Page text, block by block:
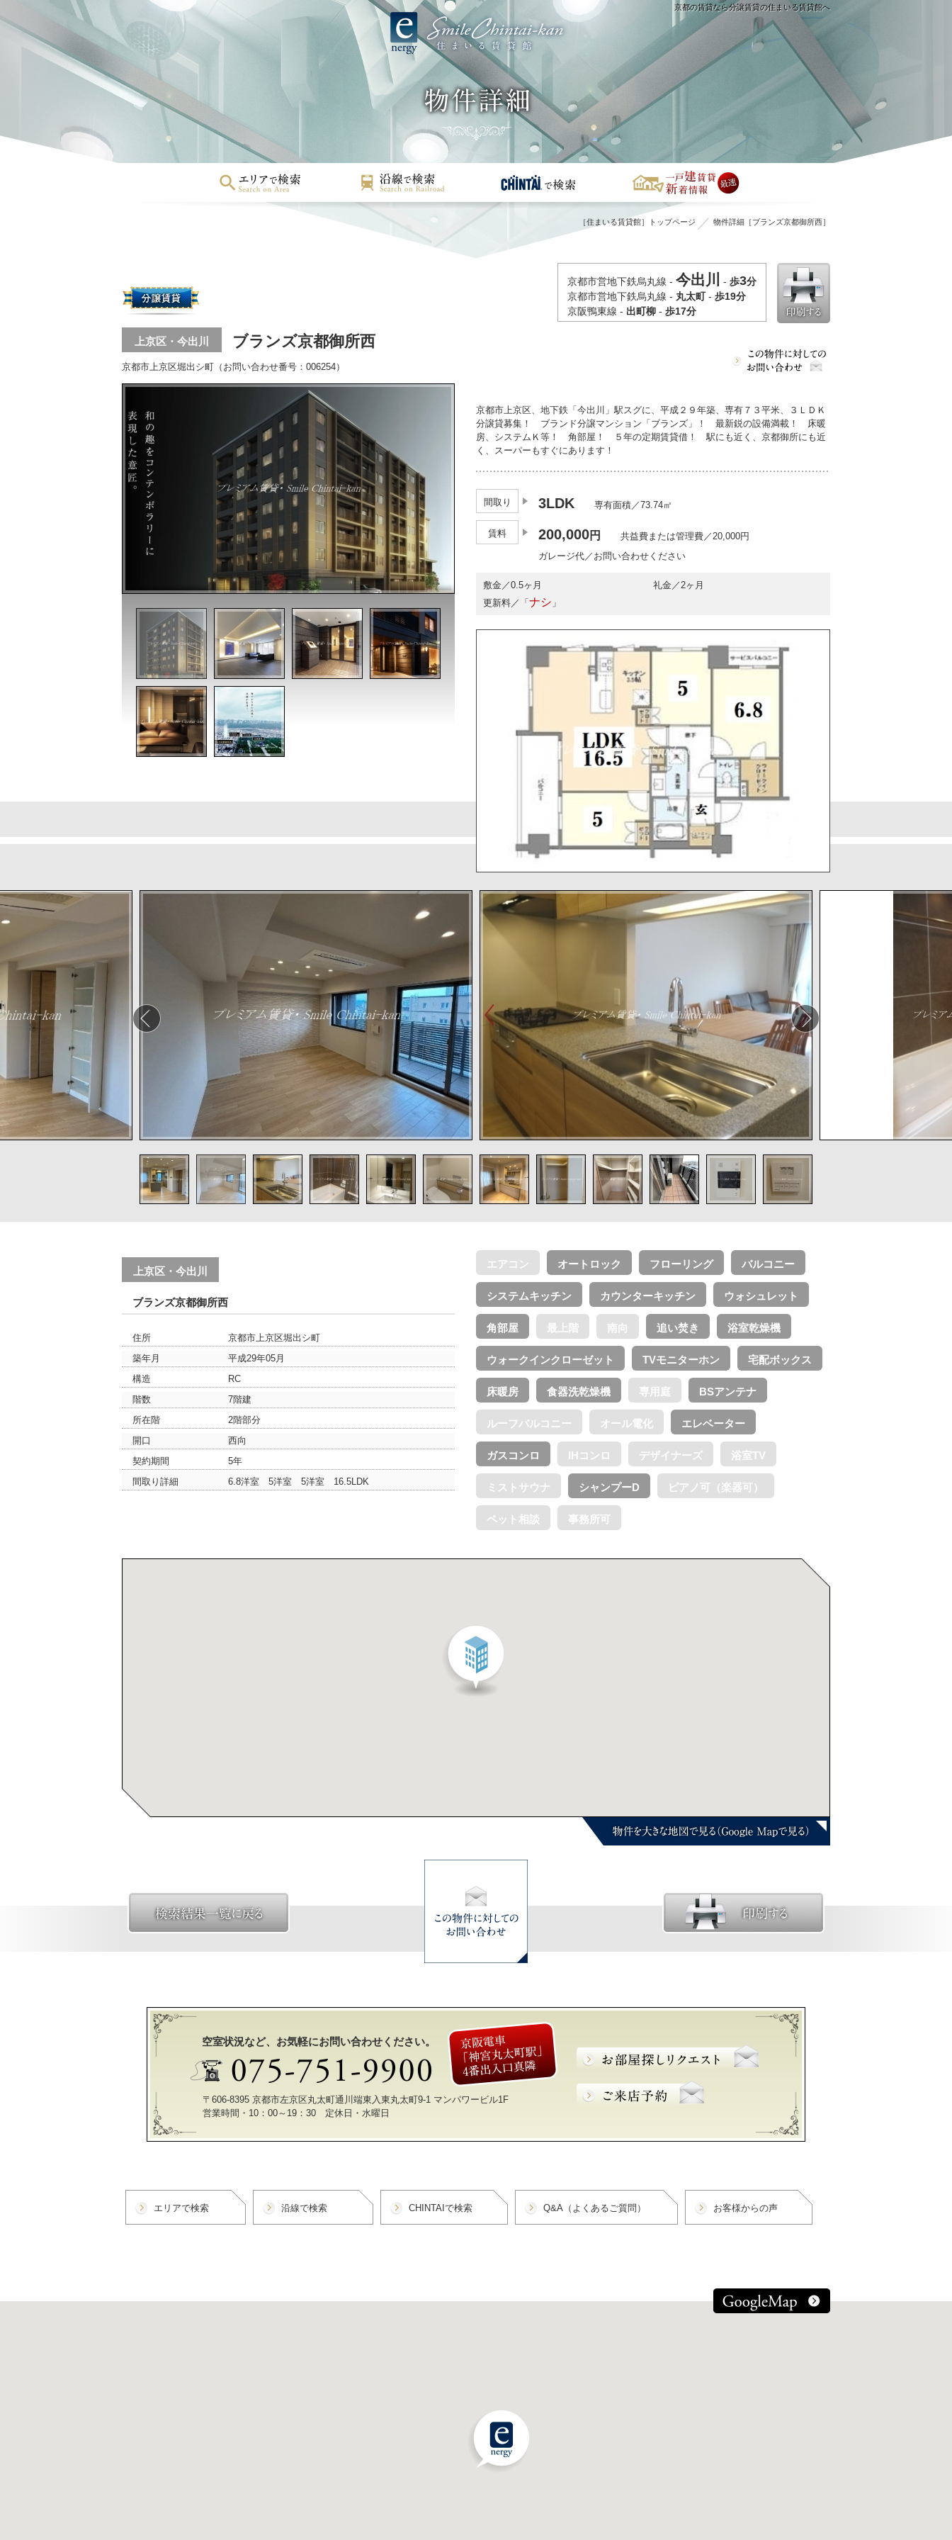
京都の賃貸なら分譲賃貸の住まいる賃貸館へ
［住まいる賃貸館］トップページ 物件詳細［ブランズ京都御所西］
上京区・今出川 ブランズ京都御所西
京都市営地下鉄烏丸線 - 今出川 - 歩3分
京都市営地下鉄烏丸線 - 丸太町- 歩19分
京阪鴨東線 - 出町柳 - 歩17分
京都市上京区堀出シ町（お問い合わせ番号：006254）
京都市上京区、地下鉄「今出川」駅スグに、平成２９年築、専有７３平米、３ＬＤＫ
分譲貸募集！ ブランド分譲マンション「ブランズ」！ 最新鋭の設備満載！ 床暖
房、システムＫ等！ 角部屋！ ５年の定期賃貸借！ 駅にも近く、京都御所にも近
く、スーパーもすぐにあります！
間取り 3LDK 専有面積／73.74㎡
賃料 200,000円
共益費または管理費／20,000円
ガレージ代／お問い合わせください
敷金／0.5ヶ月
礼金／2ヶ月
更新料／「 ナシ 」
ブランズ京都御所西
上京区・今出川
住所
京都市上京区堀出シ町
築年月
平成29年05月
構造
RC
階数
7階建
所在階
2階部分
開口
西向
契約期間
5年
間取り詳細
6.8洋室 5洋室 5洋室 16.5LDK
エアコン オートロック フローリング バルコニー
システムキッチン カウンターキッチン ウォシュレット
角部屋 最上階 南向 追い焚き 浴室乾燥機
ウォークインクローゼット TVモニターホン 宅配ボックス
床暖房 食器洗乾燥機 専用庭 BSアンテナ
ルーフバルコニー オール電化 エレベーター
ガスコンロ IHコンロ デザイナーズ 浴室TV
ミストサウナ シャンプーD ピアノ可（楽器可）
ペット相談 事務所可
空室状況など、お気軽にお問い合わせください。
〒606-8395 京都市左京区丸太町通川端東入東丸太町9-1 マンパワービル1F
営業時間・10：00～19：30 定休日・水曜日
エリアで検索 沿線で検索 CHINTAIで検索 Q&A（よくあるご質問） お客様からの声